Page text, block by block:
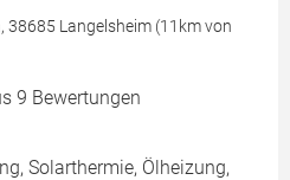
38685 Langelsheim (11km von
9 Bewertungen
Solarthermie, Ölheizung,